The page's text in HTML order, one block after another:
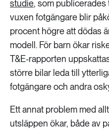
studie, som publicerades
vuxen fotgängare blir
procent högre att dödas
modell. För barn ökar
T&E-rapporten
större bilar leda till
fotgängare och andra
Ett annat problem med
utsläppen ökar, både av